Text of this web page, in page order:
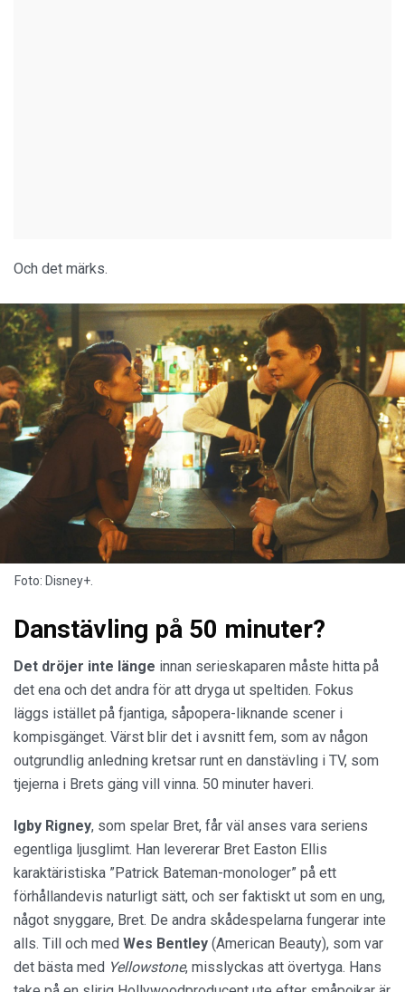
Och det märks.
Foto: Disney+.
Danstävling på 50 minuter?
Det dröjer inte länge innan serieskaparen måste hitta på
det ena och det andra för att dryga ut speltiden. Fokus
läggs istället på fjantiga, såpopera-liknande scener i
kompisgänget. Värst blir det i avsnitt fem, som av någon
outgrundlig anledning kretsar runt en danstävling i TV, som
tjejerna i Brets gäng vill vinna. 50 minuter haveri.
Igby Rigney, som spelar Bret, får väl anses vara seriens
egentliga ljusglimt. Han levererar Bret Easton Ellis
karaktäristiska ”Patrick Bateman-monologer” på ett
förhållandevis naturligt sätt, och ser faktiskt ut som en ung,
något snyggare, Bret. De andra skådespelarna fungerar inte
alls. Till och med Wes Bentley (American Beauty), som var
det bästa med Yellowstone, misslyckas att övertyga. Hans